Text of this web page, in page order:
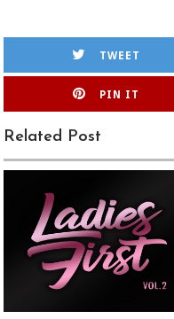
TWEET
PIN IT
Related Post